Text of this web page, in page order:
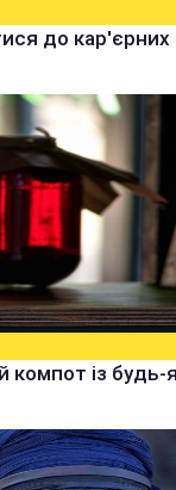
до кар'єрних
компот із будь-